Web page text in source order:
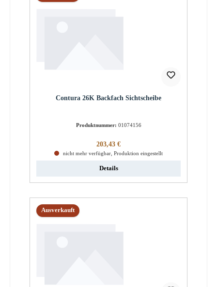
Contura 26K Backfach Sichtscheibe
Produktnummer: 01074156
Regulärer Preis:
203,43 €
nicht mehr verfügbar, Produktion eingestellt
Details
Ausverkauft